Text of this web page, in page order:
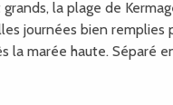
la plage de
journées bien
la marée haute. Séparé